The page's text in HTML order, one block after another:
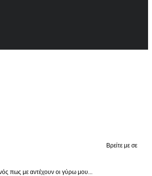
Βρείτε με σε
πως με αντέχουν οι γύρω μου...